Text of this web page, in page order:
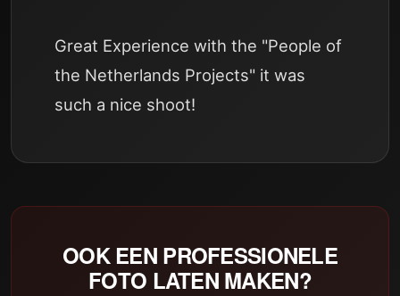
Great Experience with the "People of
the Netherlands Projects" it was
such a nice shoot!
OOK EEN PROFESSIONELE
FOTO LATEN MAKEN?